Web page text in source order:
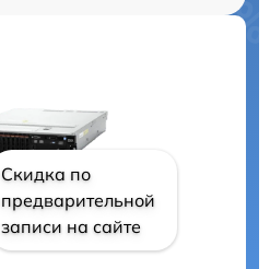
Скидка по
предварительной
записи на сайте